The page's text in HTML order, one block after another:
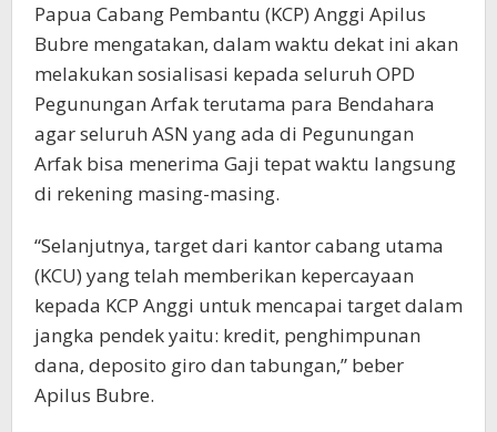
Papua Cabang Pembantu (KCP) Anggi Apilus
Bubre mengatakan, dalam waktu dekat ini akan
melakukan sosialisasi kepada seluruh OPD
Pegunungan Arfak terutama para Bendahara
agar seluruh ASN yang ada di Pegunungan
Arfak bisa menerima Gaji tepat waktu langsung
di rekening masing-masing.
“Selanjutnya, target dari kantor cabang utama
(KCU) yang telah memberikan kepercayaan
kepada KCP Anggi untuk mencapai target dalam
jangka pendek yaitu: kredit, penghimpunan
dana, deposito giro dan tabungan,” beber
Apilus Bubre.